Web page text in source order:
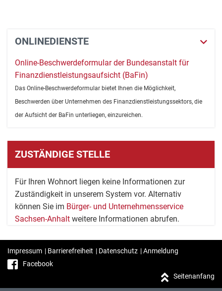
ONLINEDIENSTE
Online-Beschwerdeformular der Bundesanstalt für
Finanzdienstleistungsaufsicht (BaFin)
Das Online-Beschwerdeformular bietet Ihnen die Möglichkeit,
Beschwerden über Unternehmen des Finanzdienstleistungssektors, die
der Aufsicht der BaFin unterliegen, einzureichen.
ZUSTÄNDIGE STELLE
Für Ihren Wohnort liegen keine Informationen zur
Zuständigkeit in unserem System vor. Alternativ
können Sie im Bürger- und Unternehmensservice
Sachsen-Anhalt weitere Informationen abrufen.
Impressum | Barrierefreiheit | Datenschutz |Anmeldung
Facebook
Seitenanfang